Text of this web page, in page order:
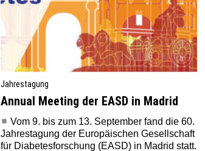
Jahrestagung
Annual Meeting der EASD in Madrid
Vom 9. bis zum 13. September fand die 60.
Jahrestagung der Europäischen Gesellschaft
für Diabetesforschung (EASD) in Madrid statt.